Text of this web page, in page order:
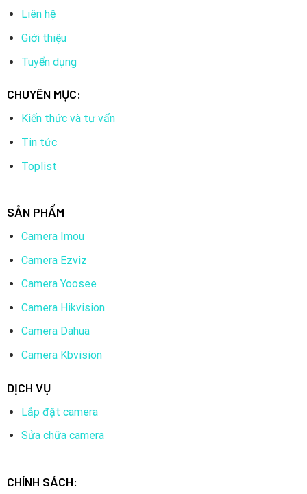
Liên hệ
Giới thiệu
Tuyển dụng
CHUYÊN MỤC:
Kiến thức và tư vấn
Tin tức
Toplist
SẢN PHẨM
Camera Imou
Camera Ezviz
Camera Yoosee
Camera Hikvision
Camera Dahua
Camera Kbvision
DỊCH VỤ
Lắp đặt camera
Sửa chữa camera
CHÍNH SÁCH: